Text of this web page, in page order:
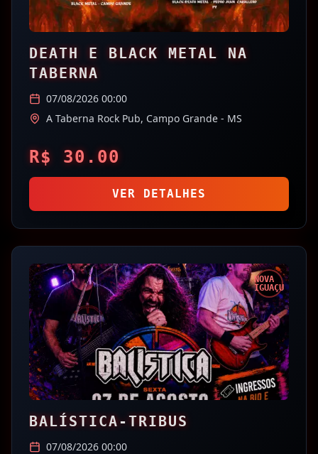
DEATH E BLACK METAL NA
TABERNA
07/08/2026 00:00
A Taberna Rock Pub, Campo Grande - MS
R$ 30.00
VER DETALHES
NOVA
IGUAÇU
BALÍSTICA-TRIBUS
07/08/2026 00:00